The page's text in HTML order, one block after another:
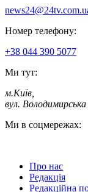
Номер телефону:
+38 044 390 5077
Ми тут:
м.Київ
вул.
Ми в соцмережах:
Про нас
Редакція
Редакційна